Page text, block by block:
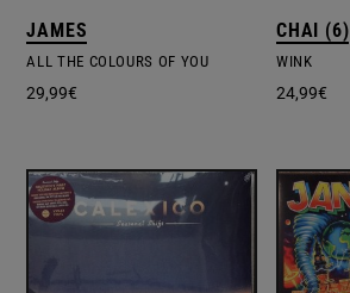
JAMES
ALL THE COLOURS OF YOU
29,99€
CHAI (6)
WINK
24,99€